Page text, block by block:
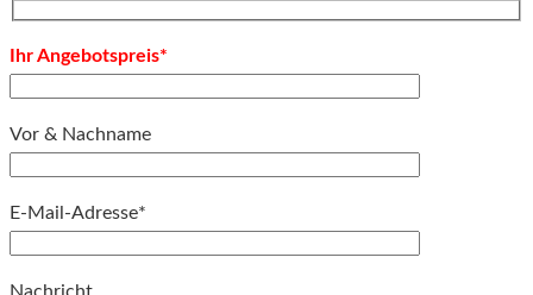
Ihr Angebotspreis*
Vor & Nachname
E-Mail-Adresse*